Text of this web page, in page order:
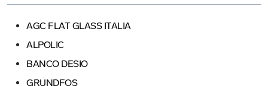
AGC FLAT GLASS ITALIA
ALPOLIC
BANCO DESIO
GRUNDFOS